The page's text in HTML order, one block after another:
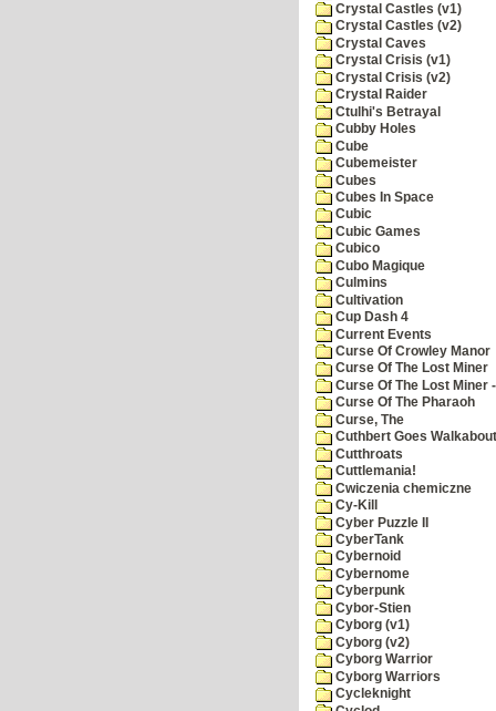
Crystal Castles (v1)
Crystal Castles (v2)
Crystal Caves
Crystal Crisis (v1)
Crystal Crisis (v2)
Crystal Raider
Ctulhi's Betrayal
Cubby Holes
Cube
Cubemeister
Cubes
Cubes In Space
Cubic
Cubic Games
Cubico
Cubo Magique
Culmins
Cultivation
Cup Dash 4
Current Events
Curse Of Crowley Manor
Curse Of The Lost Miner
Curse Of The Lost Miner
Curse Of The Pharaoh
Curse, The
Cuthbert Goes Walkabout
Cutthroats
Cuttlemania!
Cwiczenia chemiczne
Cy-Kill
Cyber Puzzle II
CyberTank
Cybernoid
Cybernome
Cyberpunk
Cybor-Stien
Cyborg (v1)
Cyborg (v2)
Cyborg Warrior
Cyborg Warriors
Cycleknight